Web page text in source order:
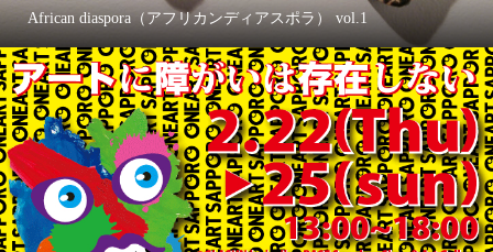
African diaspora（アフリカンディアスポラ） vol.1